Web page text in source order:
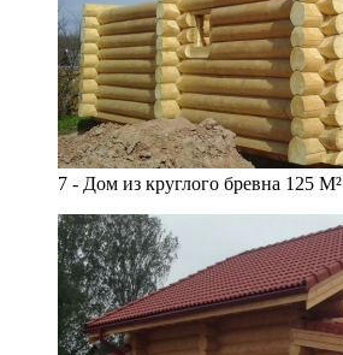
7 - Дом из круглого бревна 125 М²